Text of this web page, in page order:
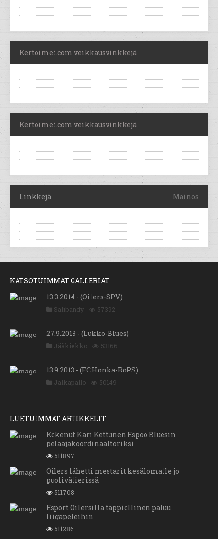
Kertoimet.com veikkausvinkkejä
Kertoimet.com veikkausvinkkejä
Linkkejä Mainos
KATSOTUIMMAT GALLERIAT
13.3.2014 - (Oilers-SPV)
Salibandy 57392
27.9.2013 - (Lukko-Blues)
Jääkiekko 53166
13.9.2013 - (FC Honka-RoPS)
Jalkapallo 50149
LUETUIMMAT ARTIKKELIT
Kokenut Kari Kettunen Espoo Bluesin
pelaajakoordinaattoriksi
511897
Oilers lähetti mestarit kesälomalle jo
puolivälierissä
511708
Esport Oilersilla tappiollinen paluu
liigapeleihin
511286